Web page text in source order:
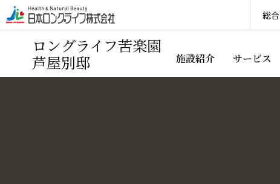
総
ロングライフ苦楽園
芦屋別邸
施設紹介 サービス